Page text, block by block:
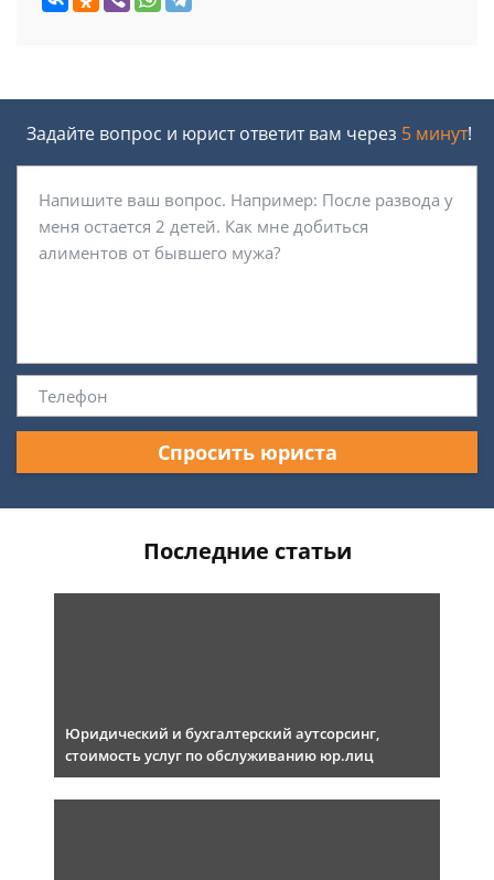
Задайте вопрос и юрист ответит вам через 5 минут!
Спросить юриста
Последние статьи
Юридический и бухгалтерский аутсорсинг,
стоимость услуг по обслуживанию юр.лиц